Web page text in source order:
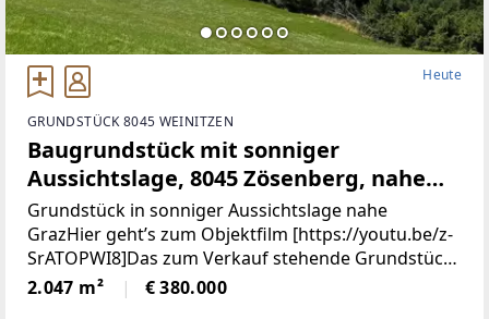
Heute
GRUNDSTÜCK 8045 WEINITZEN
Baugrundstück mit sonniger
Aussichtslage, 8045 Zösenberg, nahe
Graz!
Grundstück in sonniger Aussichtslage nahe
GrazHier geht’s zum Objektfilm [https://youtu.be/z-
SrATOPWI8]Das zum Verkauf stehende Grundstück
umfasst eine Gesamtfläche von ca. 2.047 m² und ist
als reines Wohngebiet mit einer Baudichte von
2.047 m² € 380.000